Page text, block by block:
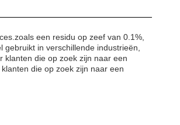
een residu op zeef van 0.1%,
in verschillende industrieën,
klanten die op zoek zijn naar een
die op zoek zijn naar een